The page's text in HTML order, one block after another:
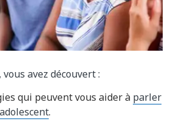
avez découvert :
qui peuvent vous aider à parler
.